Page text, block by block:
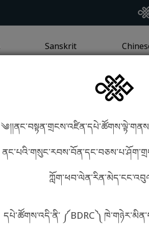
/ SEA TRADITIONPAGE
GO TOSANSKRIT
Sanskrit
GO TO
དཔེ་ཚོགས་འདི་ནི་ ༼BDRC༽
phonetics! How to find